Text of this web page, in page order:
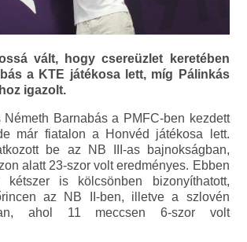
vált, hogy csereüzlet keretében
a KTE játékosa lett, míg Pálinkás
igazolt.
Németh Barnabás a PMFC-ben kezdett
már fiatalon a Honvéd játékosa lett.
be az NB III-as bajnokságban,
alatt 23-szor volt eredményes. Ebben
kétszer is kölcsönben bizonyíthatott,
az NB II-ben, illetve a szlovén
ahol 11 meccsen 6-szor volt